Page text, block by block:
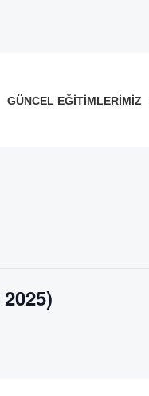
GÜNCEL EĞITIMLERIMIZ